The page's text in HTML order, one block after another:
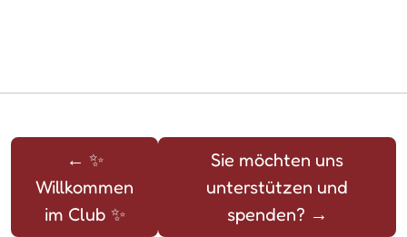
← ✨
Willkommen
im Club ✨
Sie möchten uns
unterstützen und
spenden? →